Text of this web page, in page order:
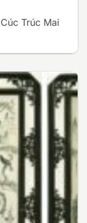
Trúc Mai